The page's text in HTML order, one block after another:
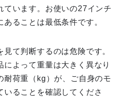
ています。お使いの27インチ
ることは最低条件です。
て判断するのは危険です。
によって重量は大きく異なり
耐荷重（kg）が、ご自身のモ
いることを確認してくださ